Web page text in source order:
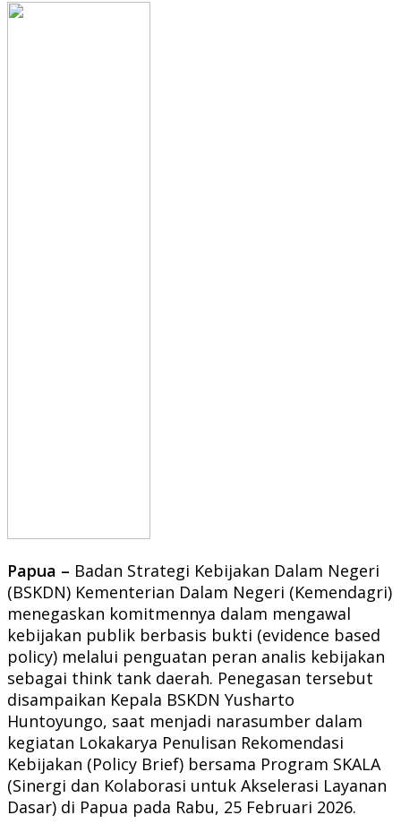
Papua – Badan Strategi Kebijakan Dalam Negeri
(BSKDN) Kementerian Dalam Negeri (Kemendagri)
menegaskan komitmennya dalam mengawal
kebijakan publik berbasis bukti (evidence based
policy) melalui penguatan peran analis kebijakan
sebagai think tank daerah. Penegasan tersebut
disampaikan Kepala BSKDN Yusharto
Huntoyungo, saat menjadi narasumber dalam
kegiatan Lokakarya Penulisan Rekomendasi
Kebijakan (Policy Brief) bersama Program SKALA
(Sinergi dan Kolaborasi untuk Akselerasi Layanan
Dasar) di Papua pada Rabu, 25 Februari 2026.